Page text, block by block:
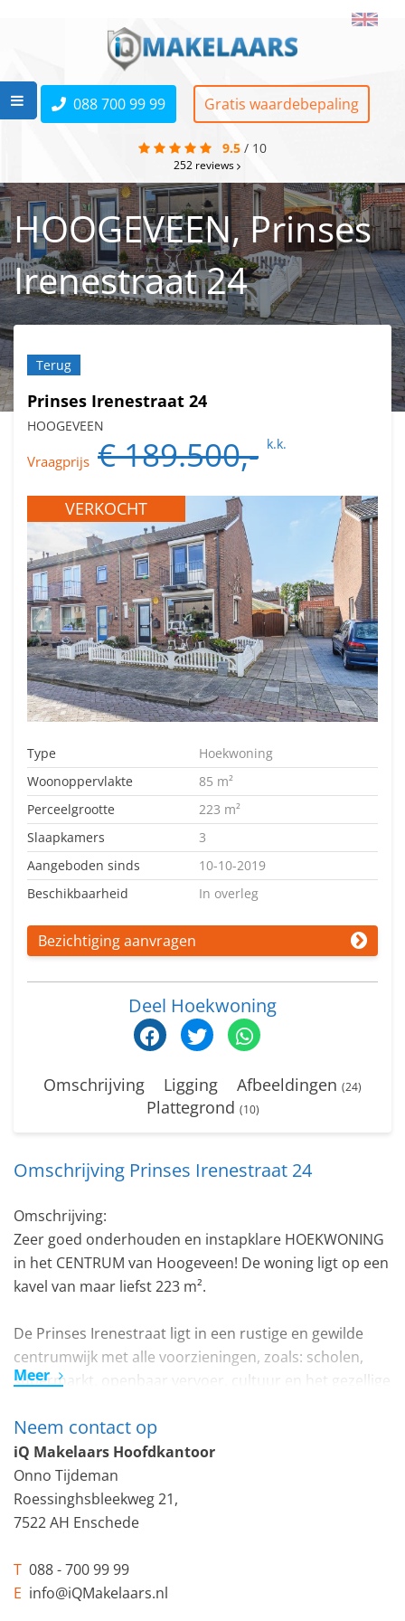
088 700 99 99 Gratis waardebepaling
9.5 / 10
252 reviews
HOOGEVEEN, Prinses
Irenestraat 24
Terug
Prinses Irenestraat 24
HOOGEVEEN
Vraagprijs € 189.500,- k.k.
VERKOCHT
Type
Hoekwoning
Woonoppervlakte
85 m²
Perceelgrootte
223 m²
Slaapkamers
3
Aangeboden sinds
10-10-2019
Beschikbaarheid
In overleg
Bezichtiging aanvragen
Deel Hoekwoning
Omschrijving Ligging Afbeeldingen (24)
Plattegrond (10)
Omschrijving Prinses Irenestraat 24
Omschrijving:
Zeer goed onderhouden en instapklare HOEKWONING
in het CENTRUM van Hoogeveen! De woning ligt op een
kavel van maar liefst 223 m².
De Prinses Irenestraat ligt in een rustige en gewilde
centrumwijk met alle voorzieningen, zoals: scholen,
supermarkt, openbaar vervoer, cultuur en het gezellige
De woning is in 1962 gebouwd.
De afgelopen jaren is de woning geheel
gemoderniseerd. Zo is de woning voorzien van een
uitbouw aan de achterzijde, dubbel glas, gevel isolatie,
inbouwapparatuur en nog veel meer.
Veel extra’s in deze woning zijn over te nemen.
Meer
Neem contact op
iQ Makelaars Hoofdkantoor
Onno Tijdeman
Roessinghsbleekweg 21,
7522 AH Enschede
T 088 - 700 99 99
E info@iQMakelaars.nl